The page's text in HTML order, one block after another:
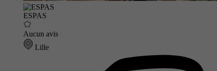
ESPAS
Aucun avis
Lille